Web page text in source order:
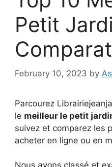
Petit
February 10, 2023 by
Parcourez
le meilleur le petit
suivez et comparez les
acheter en ligne ou en
Nous avons classé et